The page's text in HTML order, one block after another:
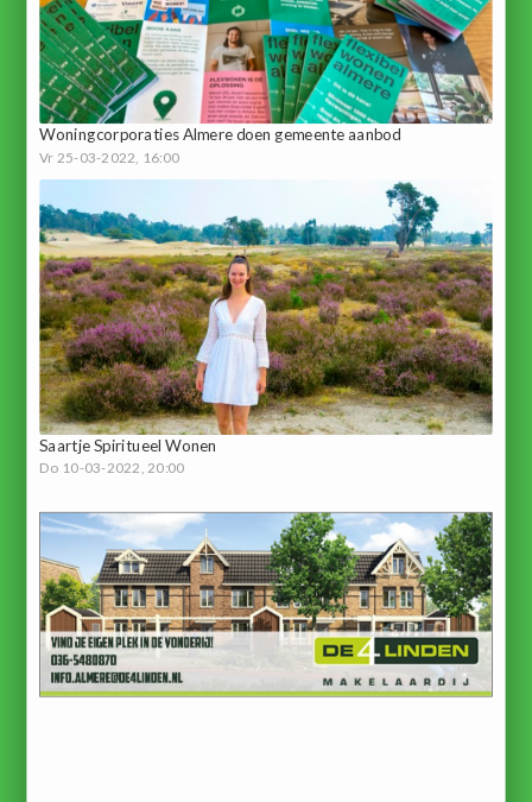
Woningcorporaties Almere doen gemeente aanbod
Vr 25-03-2022, 16:00
Saartje Spiritueel Wonen
Do 10-03-2022, 20:00